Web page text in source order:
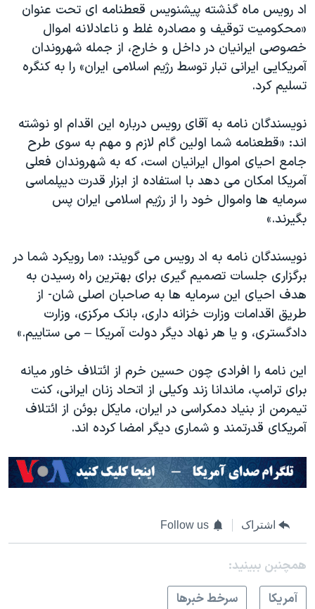
اد رویس ماه گذشته پیشنویس قعطنامه ای تحت عنوان
«محکومیت توقیف و مصادره غلط و ناعادلانه اموال
خصوصی ایرانیان در داخل و خارج، از جمله شهروندان
آمریکایی ایرانی تبار توسط رژیم اسلامی ایران» را به کنگره
تسلیم کرد.
نویسندگان نامه به آقای رویس درباره این اقدام او نوشته
اند: «قطعنامه شما اولین گام لازم و مهم به سوی طرح
جامع احیای اموال ایرانیان است، که به شهروندان فعلی
آمریکا امکان می دهد با استفاده از ابزار قدرت دیپلماسی
سرمایه ها واموال خود را از رژیم اسلامی ایران پس
بگیرند.»
نویسندگان نامه به اد رویس می گویند: «ما رویکرد شما در
برگزاری جلسات تصمیم گیری برای بهترین راه رسیدن به
هدف احیای این سرمایه ها به صاحبان اصلی شان- از
طریق اقدامات وزارت خزانه داری، بانک مرکزی، وزارت
دادگستری، و یا هر نهاد دیگر دولت آمریکا – می ستاییم.»
این نامه را افرادی چون حسین خرم از ائتلاف خاور میانه
برای ترامپ، ماندانا زند وکیلی از اتحاد زنان ایرانی، کنت
تیمرمن از بنیاد دمکراسی در ایران، مایکل بوئن از ائتلاف
آمریکای قدرتمند و شماری دیگر امضا کرده اند.
اشتراک Follow us
همچنبن ببینید:
آمريکا
سرخط خبرها